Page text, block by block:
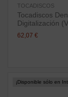
TOCADISCOS
Tocadiscos
Digitalización
62,07 €
¡Disponible sólo en